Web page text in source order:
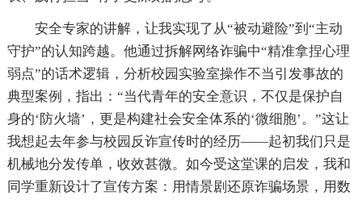
安全专家的讲解，让我实现了从“被动避险”到“主动
守护”的认知跨越。他通过拆解网络诈骗中“精准拿捏心理
弱点”的话术逻辑，分析校园实验室操作不当引发事故的
典型案例，指出：“当代青年的安全意识，不仅是保护自
身的‘防火墙’，更是构建社会安全体系的‘微细胞’。”这让
我想起去年参与校园反诈宣传时的经历——起初我们只是
机械地分发传单，收效甚微。如今受这堂课的启发，我和
同学重新设计了宣传方案：用情景剧还原诈骗场景，用数